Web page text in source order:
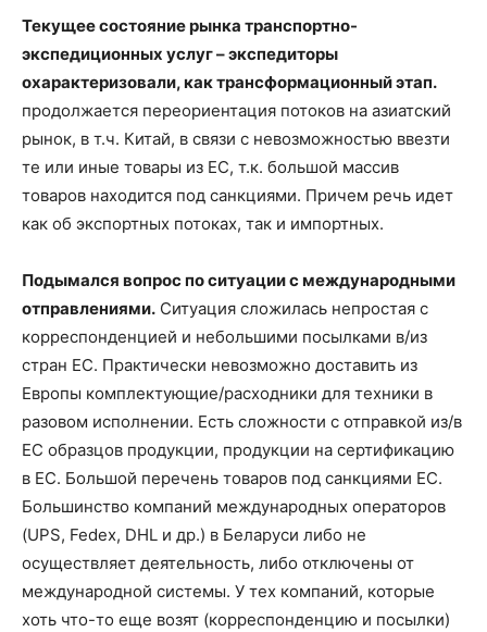
Текущее состояние рынка транспортно-
экспедиционных услуг – экспедиторы
охарактеризовали, как трансформационный этап.
продолжается переориентация потоков на азиатский
рынок, в т.ч. Китай, в связи с невозможностью ввезти
те или иные товары из ЕС, т.к. большой массив
товаров находится под санкциями. Причем речь идет
как об экспортных потоках, так и импортных.
Подымался вопрос по ситуации с международными
отправлениями. Ситуация сложилась непростая с
корреспонденцией и небольшими посылками в/из
стран ЕС. Практически невозможно доставить из
Европы комплектующие/расходники для техники в
разовом исполнении. Есть сложности с отправкой из/в
ЕС образцов продукции, продукции на сертификацию
в ЕС. Большой перечень товаров под санкциями ЕС.
Большинство компаний международных операторов
(UPS, Fedex, DHL и др.) в Беларуси либо не
осуществляет деятельность, либо отключены от
международной системы. У тех компаний, которые
хоть что-то еще возят (корреспонденцию и посылки)